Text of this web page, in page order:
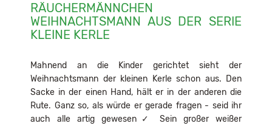
RÄUCHERMÄNNCHEN
WEIHNACHTSMANN AUS DER SERIE
KLEINE KERLE
Mahnend an die Kinder gerichtet sieht der
Weihnachtsmann der kleinen Kerle schon aus. Den
Sacke in der einen Hand, hält er in der anderen die
Rute. Ganz so, als würde er gerade fragen - seid ihr
auch alle artig gewesen✓ Sein großer weißer